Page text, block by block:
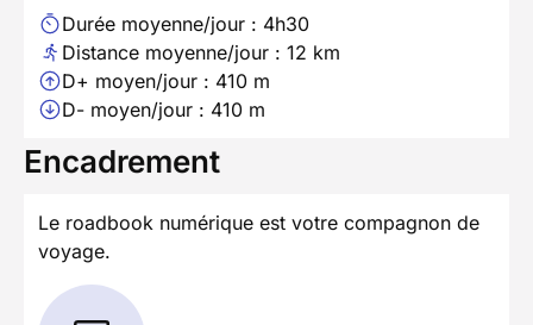
Durée moyenne/jour : 4h30
Distance moyenne/jour : 12 km
D+ moyen/jour : 410 m
D- moyen/jour : 410 m
Encadrement
Le roadbook numérique est votre compagnon de
voyage.